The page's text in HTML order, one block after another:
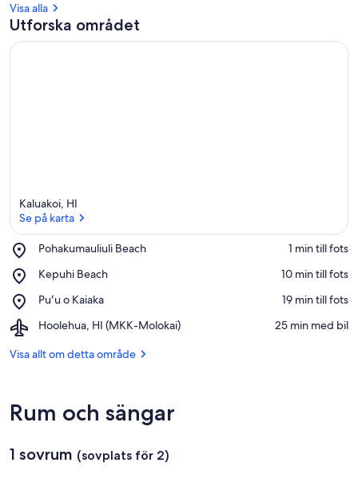
Visa alla
Utforska området
Kaluakoi, HI
Se på karta
Pohakumauliuli Beach
Place,
Beach
‪1 min till fots‬
Kepuhi Beach
Place,
Beach
‪10 min till fots‬
Puʻu o Kaiaka
Place,
o
‪19 min till fots‬
Hoolehua, HI (MKK-Molokai)
Airport,
HI
‪25 min med bil‬
Visa allt om detta område
Rum och sängar
1 sovrum (sovplats för 2)